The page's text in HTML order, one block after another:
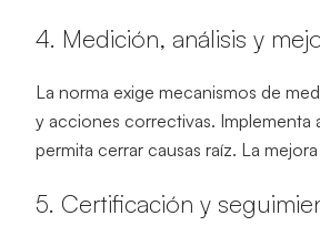
4. Medición, análisis y
La norma exige mecanismos de
y acciones correctivas.
permita cerrar causas raíz. La
5. Certificación y